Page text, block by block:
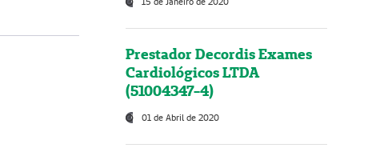
Prestador Decordis Exames
Cardiológicos LTDA
(51004347-4)
01 de Abril de 2020